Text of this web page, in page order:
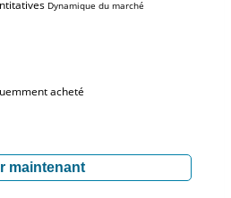
Dynamique du marché
acheté
maintenant